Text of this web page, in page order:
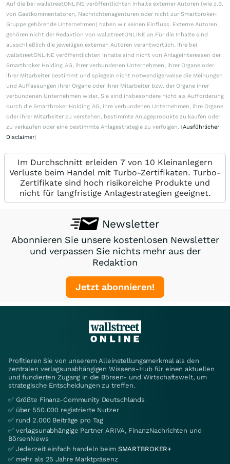
Auf die bei wallstreetONLINE veröffentlichten Inhalte externer Autoren (wie z.B.
von Gastkommentatoren, Nachrichtenagenturen oder nicht zur Smartbroker-
Gruppe gehörende Unternehmen) haben wir keinen Einfluss. Externe Autoren
gehören nicht der Redaktion von wallstreetONLINE an.Für die Inhalte sind
ausschließlich die jeweiligen externen Autoren verantwortlich. Ihre bei
wallstreetONLINE veröffentlichten Inhalte sind nicht von Anlageinteressen der
Smartbroker Holding AG, ihrer verbundenen Unternehmen, ihrer Organe oder
ihrer Mitarbeiter bestimmt und spiegeln nicht notwendigerweise die Meinungen
und Auffassungen ihrer Organe oder ihrer Mitarbeiter bzw. der Organe ihrer
verbundenen Unternehmen wider. Sie sind insbesondere nicht als Aufforderung
durch die Smartbroker Holding AG, ihre verbundenen Unternehmen, ihre Organe
oder ihrer Mitarbeiter zu verstehen, bestimmte Anlageprodukte zu kaufen oder
zu verkaufen oder eine bestimmte Anlagestrategie zu verfolgen. (Ausführlicher
Disclaimer)
Im Durchschnitt erleiden 7 von 10 Kleinanlegern
Verluste beim Handel mit Turbo-Zertifikaten. Turbo-
Zertifikate sind hoch risikoreiche Produkte und
nicht für langfristige Anlagestrategien geeignet.
Newsletter
Abonnieren Sie unsere kostenlosen Newsletter
und verpassen Sie nichts mehr aus der
Redaktion
Jetzt abonnieren!
Profitieren Sie von unserem Alleinstellungsmerkmal als den
zentralen verlagsunabhängigen Wissens-Hub für einen aktuellen
und fundierten Zugang in die Börsen- und Wirtschaftswelt, um
strategische Entscheidungen zu treffen.
✅ Größte Finanz-Community Deutschlands
✅ über 550.000 registrierte Nutzer
✅ rund 2.000 Beiträge pro Tag
✅ verlagsunabhängige Partner ARIVA, FinanzNachrichten und
BörsenNews
✅ Jederzeit einfach handeln beim SMARTBROKER+
✅ mehr als 25 Jahre Marktpräsenz